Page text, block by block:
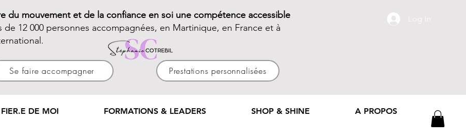
du mouvement et de la confiance en soi une compétence accessible
de 12 000 personnes accompagnées, en Martinique, en France et à
Se faire accompagner Prestations personnalisées
Log In
DE MOI FORMATIONS & LEADERS SHOP & SHINE A PROPOS